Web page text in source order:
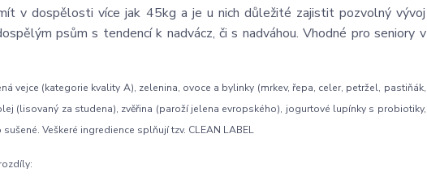
v dospělosti více jak 45kg a je u nich důležité zajistit pozvolný vývoj
psům s tendencí k nadvácz, či s nadváhou. Vhodné pro seniory v
vejce (kategorie kvality A), zelenina, ovoce a bylinky (mrkev, řepa, celer, petržel, pastiňák,
(lisovaný za studena), zvěřina (paroží jelena evropského), jogurtové lupínky s probiotiky,
Veškeré ingredience splňují tzv. CLEAN LABEL